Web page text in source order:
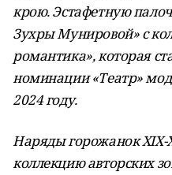
крою. Эстафетную
Зухры Мунировой» с
романтика», которая
номинации «Театр»
2024 году.
Наряды горожанок XIX-
коллекцию авторских